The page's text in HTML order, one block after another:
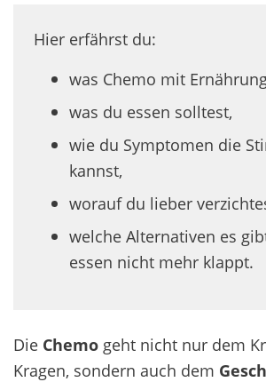
Hier erfährst du:
was Chemo mit
was du essen solltest,
wie du Symptomen die
kannst,
worauf du lieber
welche Alternativen es
essen nicht mehr klappt.
Die Chemo geht nicht nur dem
Kragen, sondern auch dem